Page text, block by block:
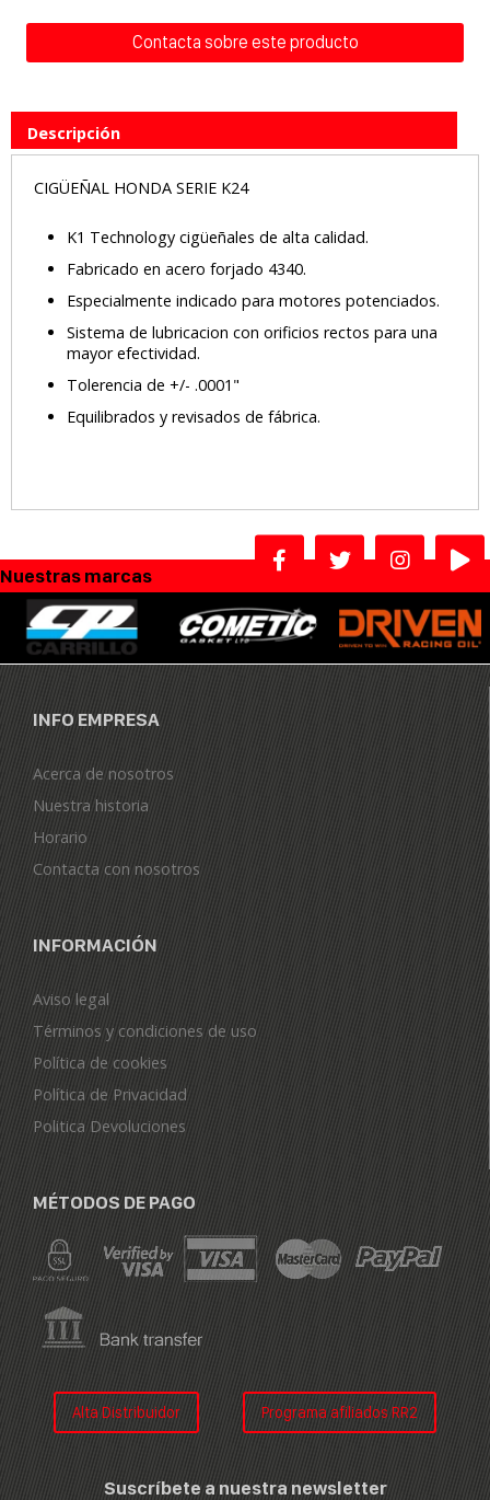
Contacta sobre este producto
Descripción
CIGÜEÑAL HONDA SERIE K24
K1 Technology cigüeñales de alta calidad.
Fabricado en acero forjado 4340.
Especialmente indicado para motores potenciados.
Sistema de lubricacion con orificios rectos para una
mayor efectividad.
Tolerencia de +/- .0001"
Equilibrados y revisados de fábrica.
Nuestras marcas
INFO EMPRESA
Acerca de nosotros
Nuestra historia
Horario
Contacta con nosotros
INFORMACIÓN
Aviso legal
Términos y condiciones de uso
Política de cookies
Política de Privacidad
Politica Devoluciones
MÉTODOS DE PAGO
Alta Distribuidor Programa afiliados RR2
Suscríbete a nuestra newsletter